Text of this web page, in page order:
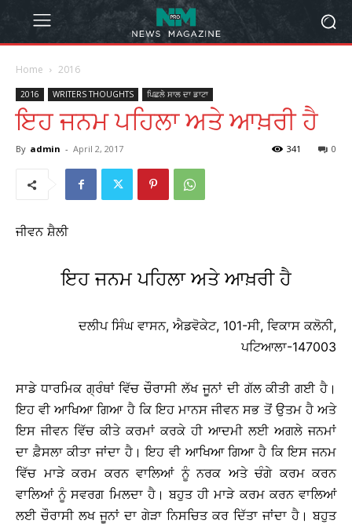
Home 2016
2016 WRITERS THOUGHTS ਪਿਛਲੇ ਸਾਲ ਦਾ ਡਾਟਾ
ਇਹ ਜਨਮ ਪਹਿਲਾ ਅਤੇ ਆਖ਼ਰੀ ਹੈ
By admin - April 2, 2017 0
341
ਜੀਵਨ ਸ਼ੈਲੀ
ਇਹ ਜਨਮ ਪਹਿਲਾ ਅਤੇ ਆਖ਼ਰੀ ਹੈ
ਦਲੀਪ ਸਿੰਘ ਵਾਸਨ, ਐਡਵੋਕੇਟ, 101-ਸੀ, ਵਿਕਾਸ ਕਲੋਨੀ,
ਪਟਿਆਲਾ-147003
ਸਾਡੇ ਧਾਰਮਿਕ ਗ੍ਰੰਥਾਂ ਵਿੱਚ ਚੌਰਾਸੀ ਲੱਖ ਜੂਨਾਂ ਦੀ ਗੱਲ ਕੀਤੀ ਗਈ ਹੈ।
ਇਹ ਵੀ ਆਖਿਆ ਗਿਆ ਹੈ ਕਿ ਇਹ ਮਾਨਸ ਜੀਵਨ ਸਭ ਤੋਂ ਉਤਮ ਹੈ ਅਤੇ
ਇਸ ਜੀਵਨ ਵਿੱਚ ਕੀਤੇ ਕਰਮਾਂ ਕਰਕੇ ਹੀ ਆਦਮੀ ਲਈ ਅਗਲੇ ਜਨਮਾਂ
ਦਾ ਫ਼ੈਸਲਾ ਕੀਤਾ ਜਾਂਦਾ ਹੈ। ਇਹ ਵੀ ਆਖਿਆ ਗਿਆ ਹੈ ਕਿ ਇਸ ਜਨਮ
ਵਿੱਚ ਮਾੜੇ ਕਰਮ ਕਰਨ ਵਾਲਿਆਂ ਨੂੰ ਨਰਕ ਅਤੇ ਚੰਗੇ ਕਰਮ ਕਰਨ
ਵਾਲਿਆਂ ਨੂੰ ਸਵਰਗ ਮਿਲਦਾ ਹੈ। ਬਹੁਤ ਹੀ ਮਾੜੇ ਕਰਮ ਕਰਨ ਵਾਲਿਆਂ
ਲਈ ਚੌਰਾਸੀ ਲਖ ਜੂਨਾਂ ਦਾ ਗੇੜਾ ਨਿਸਚਿਤ ਕਰ ਦਿੱਤਾ ਜਾਂਦਾ ਹੈ। ਬਹੁਤ